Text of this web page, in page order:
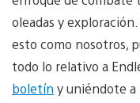
oleadas y
esto como nosotros,
todo lo relativo a
boletín y uniéndote a